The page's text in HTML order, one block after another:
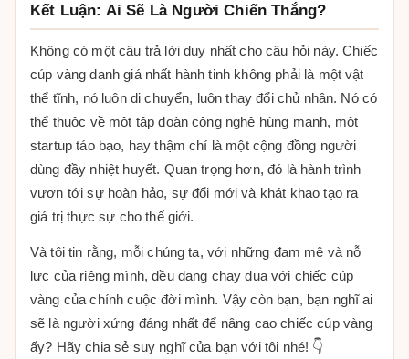
Kết Luận: Ai Sẽ Là Người Chiến Thắng?
Không có một câu trả lời duy nhất cho câu hỏi này. Chiếc
cúp vàng danh giá nhất hành tinh không phải là một vật
thể tĩnh, nó luôn di chuyển, luôn thay đổi chủ nhân. Nó có
thể thuộc về một tập đoàn công nghệ hùng mạnh, một
startup táo bạo, hay thậm chí là một cộng đồng người
dùng đầy nhiệt huyết. Quan trọng hơn, đó là hành trình
vươn tới sự hoàn hảo, sự đổi mới và khát khao tạo ra
giá trị thực sự cho thế giới.
Và tôi tin rằng, mỗi chúng ta, với những đam mê và nỗ
lực của riêng mình, đều đang chạy đua với chiếc cúp
vàng của chính cuộc đời mình. Vậy còn bạn, bạn nghĩ ai
sẽ là người xứng đáng nhất để nâng cao chiếc cúp vàng
ấy? Hãy chia sẻ suy nghĩ của bạn với tôi nhé! 👇